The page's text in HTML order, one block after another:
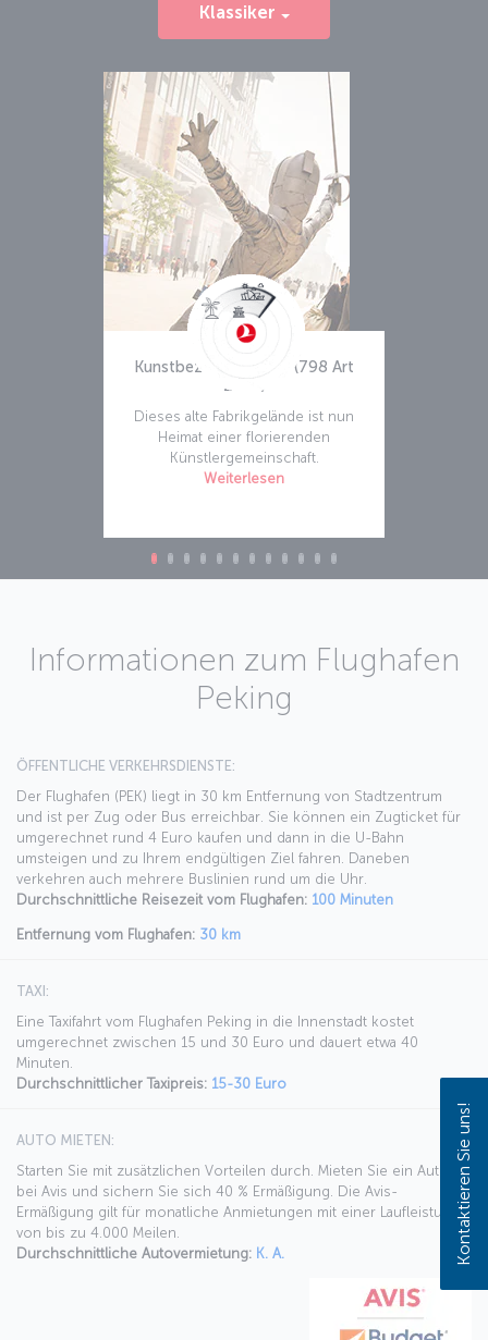
Klassiker
Kunstbezirk Dashanzi (798 Art
Zone)
Dieses alte Fabrikgelände ist nun
Heimat einer florierenden
Künstlergemeinschaft.
Weiterlesen
Informationen zum Flughafen
Peking
ÖFFENTLICHE VERKEHRSDIENSTE:
Der Flughafen (PEK) liegt in 30 km Entfernung von Stadtzentrum
und ist per Zug oder Bus erreichbar. Sie können ein Zugticket für
umgerechnet rund 4 Euro kaufen und dann in die U-Bahn
umsteigen und zu Ihrem endgültigen Ziel fahren. Daneben
verkehren auch mehrere Buslinien rund um die Uhr.
Durchschnittliche Reisezeit vom Flughafen: 100 Minuten
Entfernung vom Flughafen: 30 km
TAXI:
Eine Taxifahrt vom Flughafen Peking in die Innenstadt kostet
umgerechnet zwischen 15 und 30 Euro und dauert etwa 40
Minuten.
Durchschnittlicher Taxipreis: 15-30 Euro
AUTO MIETEN:
Starten Sie mit zusätzlichen Vorteilen durch. Mieten Sie ein Auto
bei Avis und sichern Sie sich 40 % Ermäßigung. Die Avis-
Ermäßigung gilt für monatliche Anmietungen mit einer Laufleistung
von bis zu 4.000 Meilen.
Durchschnittliche Autovermietung: K. A. Kontaktieren Sie uns!